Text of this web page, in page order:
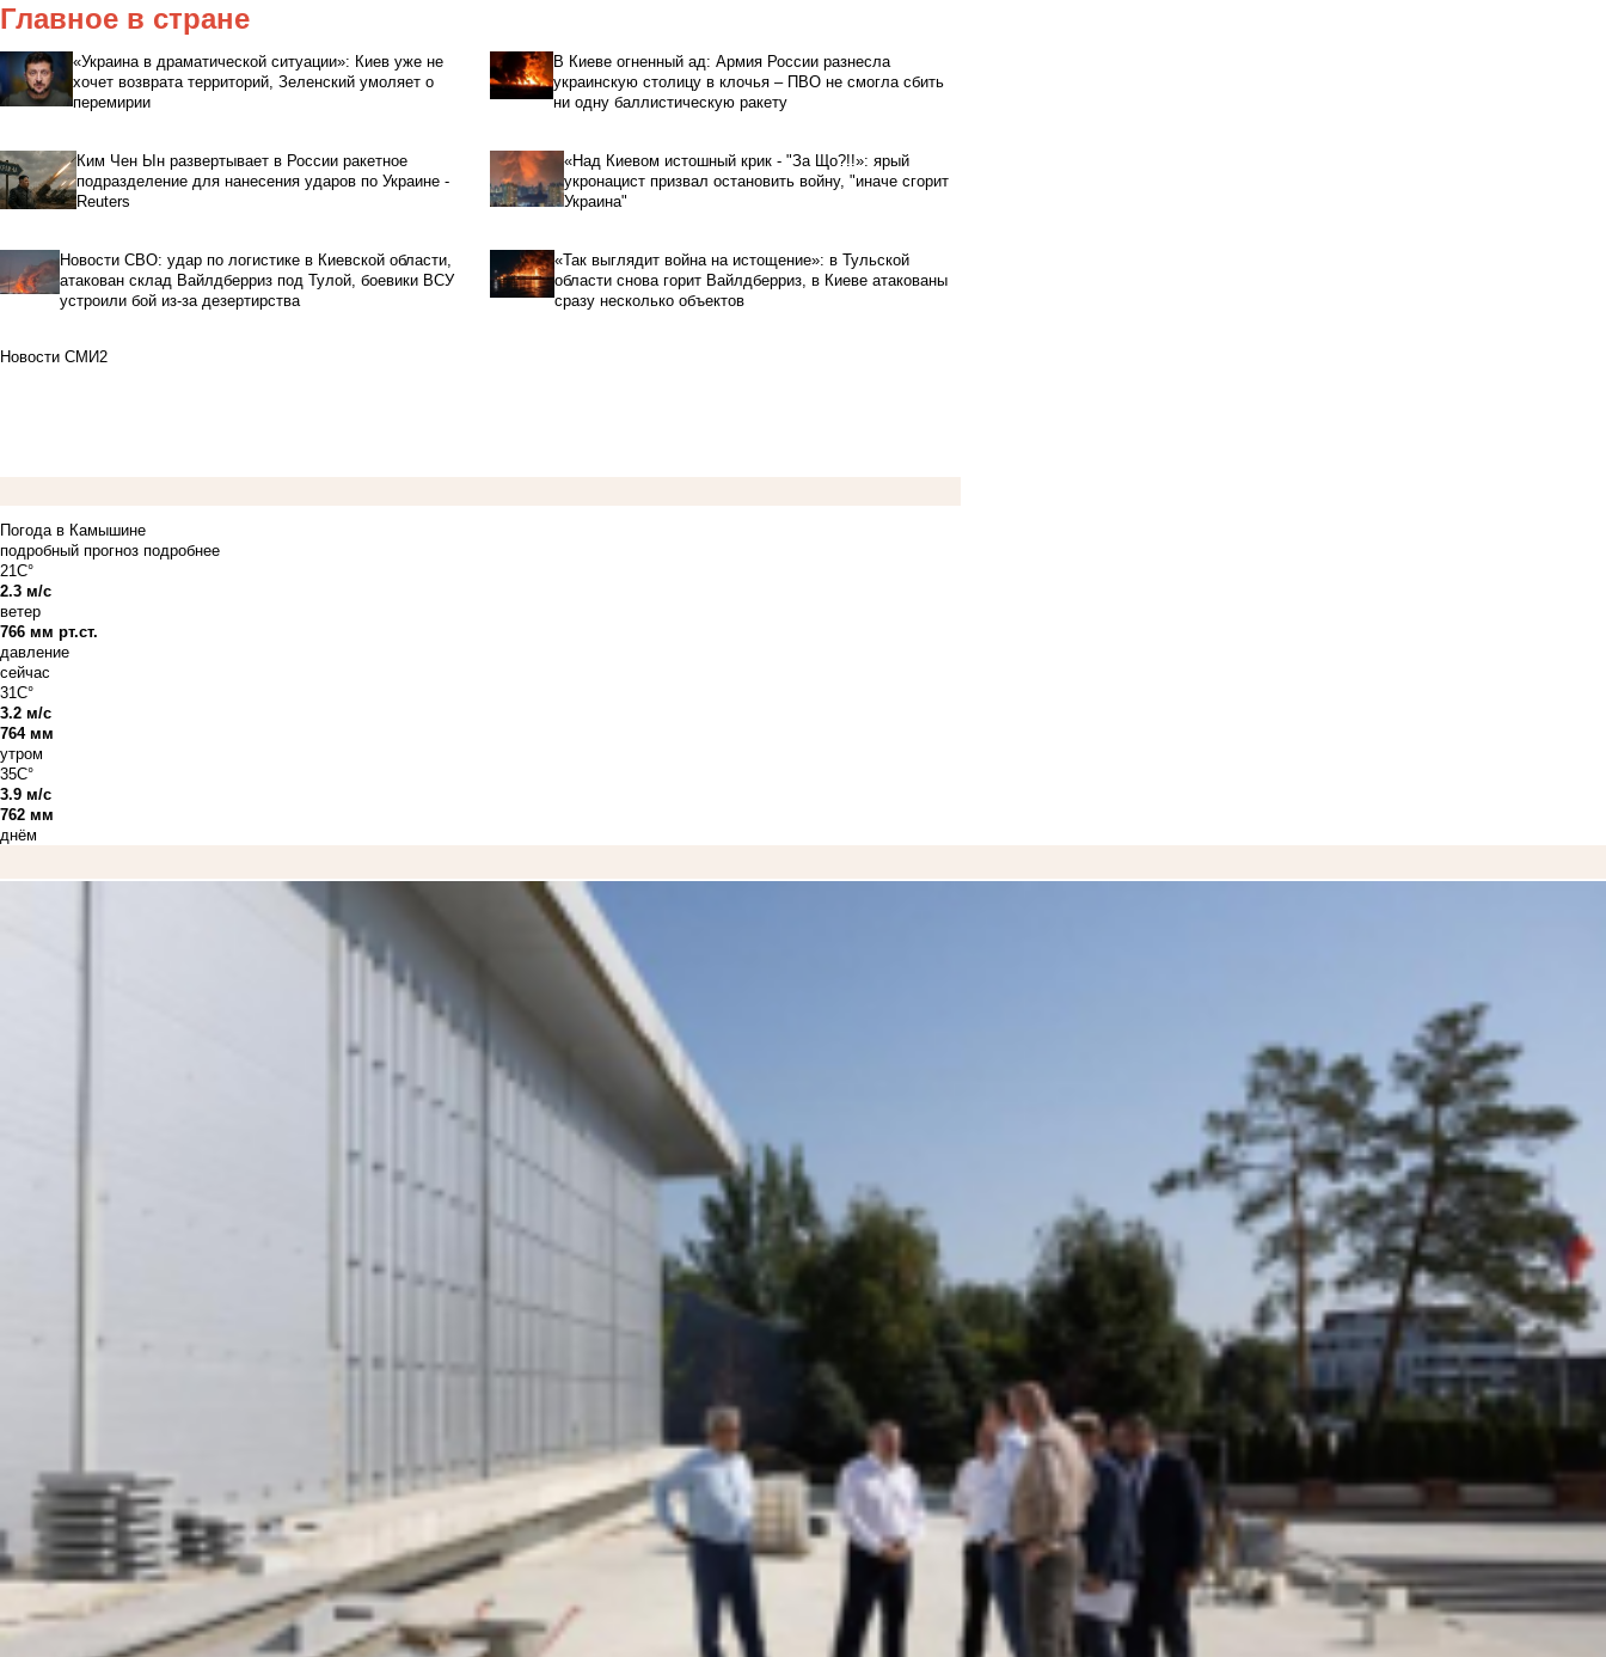
Главное в стране
«Украина в драматической ситуации»: Киев уже не
хочет возврата территорий, Зеленский умоляет о
перемирии
В Киеве огненный ад: Армия России разнесла
украинскую столицу в клочья – ПВО не смогла сбить
ни одну баллистическую ракету
Ким Чен Ын развертывает в России ракетное
подразделение для нанесения ударов по Украине -
Reuters
«Над Киевом истошный крик - "За Що?!!»: ярый
укронацист призвал остановить войну, "иначе сгорит
Украина"
Новости СВО: удар по логистике в Киевской области,
атакован склад Вайлдберриз под Тулой, боевики ВСУ
устроили бой из-за дезертирства
«Так выглядит война на истощение»: в Тульской
области снова горит Вайлдберриз, в Киеве атакованы
сразу несколько объектов
Новости СМИ2
Погода в Камышине
подробный прогноз подробнее
21C°
2.3 м/с
ветер
766 мм рт.ст.
давление
сейчас
31C°
3.2 м/с
764 мм
утром
35C°
3.9 м/с
762 мм
днём